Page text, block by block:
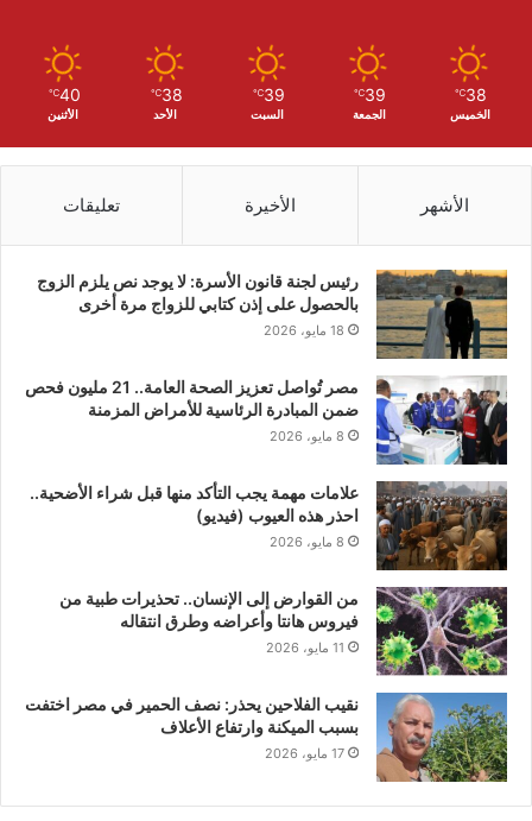
38
℃
الخميس
39
℃
الجمعة
39
℃
السبت
38
℃
الأحد
40
℃
الأثنين
الأشهر الأخيرة تعليقات
رئيس لجنة قانون الأسرة: لا يوجد نص يلزم الزوج
بالحصول على إذن كتابي للزواج مرة أخرى
18 مايو، 2026
مصر تُواصل تعزيز الصحة العامة.. 21 مليون فحص
ضمن المبادرة الرئاسية للأمراض المزمنة
8 مايو، 2026
علامات مهمة يجب التأكد منها قبل شراء الأضحية..
احذر هذه العيوب (فيديو)
8 مايو، 2026
من القوارض إلى الإنسان.. تحذيرات طبية من
فيروس هانتا وأعراضه وطرق انتقاله
11 مايو، 2026
نقيب الفلاحين يحذر: نصف الحمير في مصر اختفت
بسبب الميكنة وارتفاع الأعلاف
17 مايو، 2026